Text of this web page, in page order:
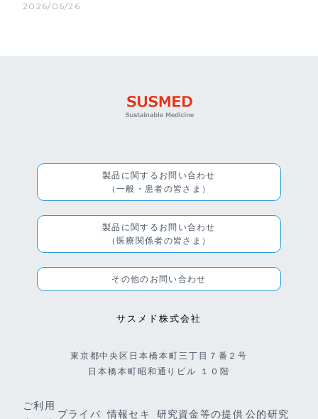
2026/06/26
製品に関するお問い合わせ
（一般・患者の皆さま）
製品に関するお問い合わせ
（医療関係者の皆さま）
その他のお問い合わせ
サスメド株式会社
東京都中央区日本橋本町三丁目７番２号
日本橋本町昭和通りビル １０階
ご利用
プライバ 情報セキ 研究資金等の提供 公的研究